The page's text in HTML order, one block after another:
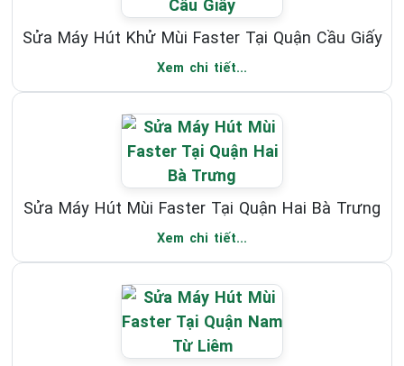
Sửa Máy Hút Khử Mùi Faster Tại Quận Cầu Giấy
Xem chi tiết...
Sửa Máy Hút Mùi Faster Tại Quận Hai Bà Trưng
Xem chi tiết...